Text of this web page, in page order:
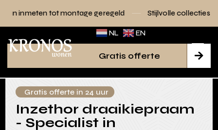
montage geregeld Stijlvolle collecties voor elk interieur
NL EN

Gratis offerte
Gratis offerte in 24 uur
Inzethor draaikiepraam
- Specialist in